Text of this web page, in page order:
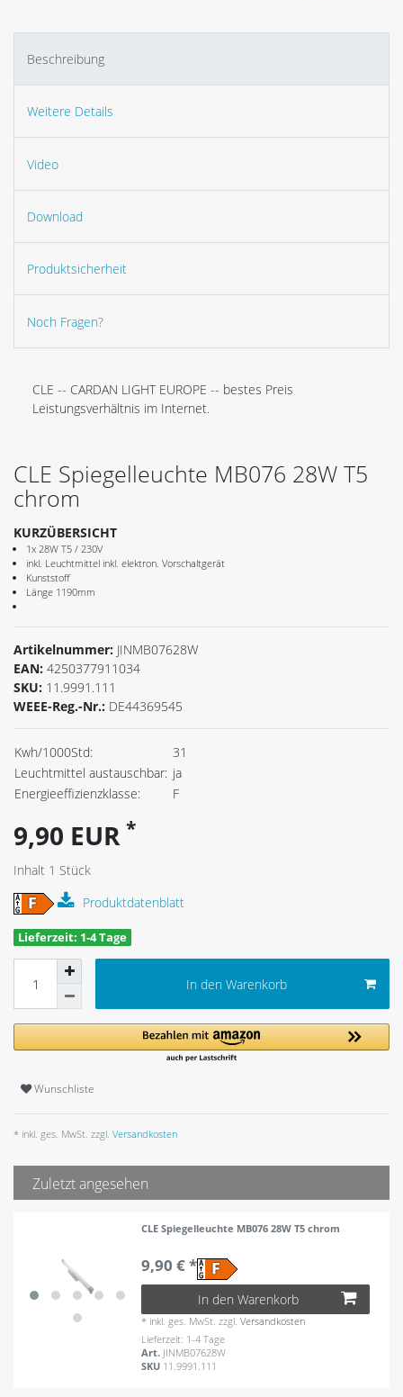
Beschreibung
Weitere Details
Video
Download
Produktsicherheit
Noch Fragen?
CLE -- CARDAN LIGHT EUROPE -- bestes Preis
Leistungsverhältnis im Internet.
CLE Spiegelleuchte MB076 28W T5
chrom
KURZÜBERSICHT
1x 28W T5 / 230V
inkl. Leuchtmittel inkl. elektron. Vorschaltgerät
Kunststoff
Länge 1190mm
Artikelnummer: JINMB07628W
EAN: 4250377911034
SKU: 11.9991.111
WEEE-Reg.-Nr.: DE44369545
Kwh/1000Std:
31
Leuchtmittel austauschbar: ja
Energieeffizienzklasse:
F
9,90 EUR *
Inhalt 1 Stück
Produktdatenblatt
Lieferzeit: 1-4 Tage
In den Warenkorb
Wunschliste
* inkl. ges. MwSt. zzgl. Versandkosten
Zuletzt angesehen
CLE Spiegelleuchte MB076 28W T5 chrom
9,90 € *
In den Warenkorb
* inkl. ges. MwSt. zzgl.Versandkosten
Lieferzeit: 1-4 Tage
Art. JINMB07628W
SKU 11.9991.111